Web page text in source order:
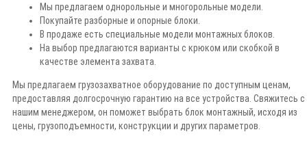
Мы предлагаем однорольные и многорольные модели.
Покупайте разборные и опорные блоки.
В продаже есть специальные модели монтажных блоков.
На выбор предлагаются варианты с крюком или скобкой в
качестве элемента захвата.
Мы предлагаем грузозахватное оборудование по доступным ценам,
предоставляя долгосрочную гарантию на все устройства. Свяжитесь с
нашим менеджером, он поможет выбрать блок монтажный, исходя из
цены, грузоподъемности, конструкции и других параметров.